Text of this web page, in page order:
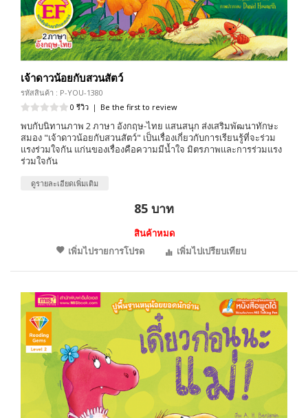
เจ้าดาวน้อยกับสวนสัตว์
รหัสสินค้า : P-YOU-1380
0 รีวิว | Be the first to review
พบกับนิทานภาพ 2 ภาษา อังกฤษ-ไทย แสนสนุก ส่งเสริมพัฒนาทักษะ
สมอง "เจ้าดาวน้อยกับสวนสัตว์" เป็นเรื่องเกี่ยวกับการเรียนรู้ที่จะร่วม
แรงร่วมใจกัน แก่นของเรื่องคือความมีน้ำใจ มิตรภาพและการร่วมแรง
ร่วมใจกัน
ดูรายละเอียดเพิ่มเติม
85 บาท
สินค้าหมด
เพิ่มไปรายการโปรด
เพิ่มไปเปรียบเทียบ